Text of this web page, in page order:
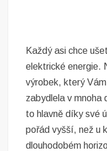
Každý asi chce
elektrické energie.
výrobek, který
zabydlela v mnoha
to hlavně díky své
pořád vyšší, než u
dlouhodobém